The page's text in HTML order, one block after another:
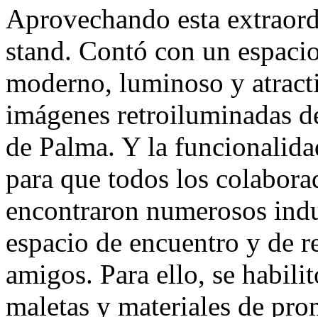
Aprovechando esta
stand. Contó con un
moderno, luminoso y
imágenes retroiluminadas
de Palma. Y la
para que todos los
encontraron numerosos
espacio de encuentro y de
amigos. Para ello, se
maletas y materiales de